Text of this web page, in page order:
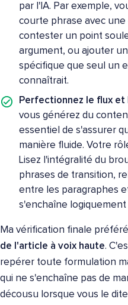
par l'IA. Par exemple,
courte phrase avec une
contester un point
argument, ou ajouter
spécifique que seul un
connaîtrait.
Perfectionnez le flux et
vous générez du
essentiel de s'assurer
manière fluide. Votre
Lisez l'intégralité du
phrases de transition,
entre les paragraphes
s'enchaîne
Ma vérification finale
de l'article à voix haute.
repérer toute formulation
qui ne s'enchaîne pas de
décousu lorsque vous le